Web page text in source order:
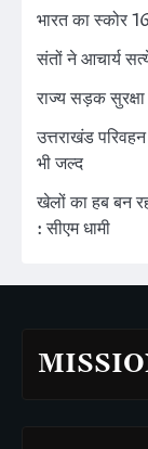
भारत का स्कोर
संतों ने आचार्य
राज्य सड़क
उत्तराखंड
भी जल्द
खेलों का हब बन
: सीएम धामी